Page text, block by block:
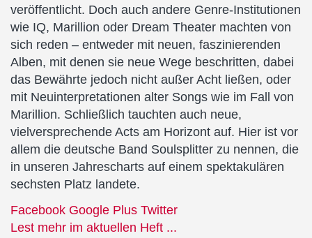
veröffentlicht. Doch auch andere Genre-Institutionen
wie IQ, Marillion oder Dream Theater machten von
sich reden – entweder mit neuen, faszinierenden
Alben, mit denen sie neue Wege beschritten, dabei
das Bewährte jedoch nicht außer Acht ließen, oder
mit Neuinterpretationen alter Songs wie im Fall von
Marillion. Schließlich tauchten auch neue,
vielversprechende Acts am Horizont auf. Hier ist vor
allem die deutsche Band Soulsplitter zu nennen, die
in unseren Jahrescharts auf einem spektakulären
sechsten Platz landete.
Facebook Google Plus Twitter
Lest mehr im aktuellen Heft ...